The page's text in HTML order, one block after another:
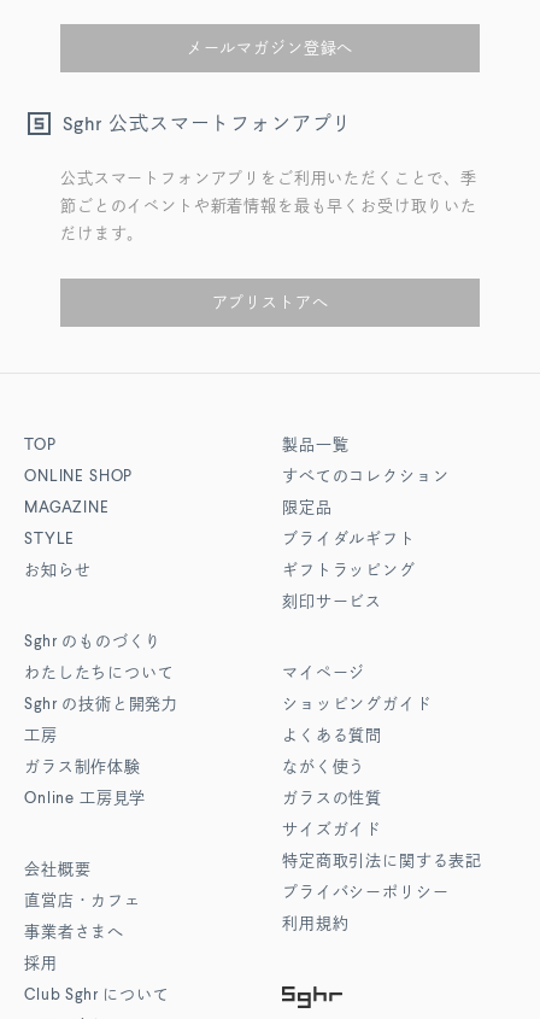
メールマガジン登録へ
Sghr 公式スマートフォンアプリ
公式スマートフォンアプリをご利用いただくことで、季
節ごとのイベントや新着情報を最も早くお受け取りいた
だけます。
アプリストアへ
TOP
ONLINE SHOP
MAGAZINE
STYLE
お知らせ
Sghr のものづくり
わたしたちについて
Sghr の技術と開発力
工房
ガラス制作体験
Online 工房見学
会社概要
直営店・カフェ
事業者さまへ
採用
Club Sghr について
製品一覧
すべてのコレクション
限定品
ブライダルギフト
ギフトラッピング
刻印サービス
マイページ
ショッピングガイド
よくある質問
ながく使う
ガラスの性質
サイズガイド
特定商取引法に関する表記
プライバシーポリシー
利用規約